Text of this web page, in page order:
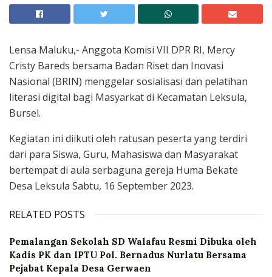
Lensa Maluku,- Anggota Komisi VII DPR RI, Mercy
Cristy Bareds bersama Badan Riset dan Inovasi
Nasional (BRIN) menggelar sosialisasi dan pelatihan
literasi digital bagi Masyarkat di Kecamatan Leksula,
Bursel.
Kegiatan ini diikuti oleh ratusan peserta yang terdiri
dari para Siswa, Guru, Mahasiswa dan Masyarakat
bertempat di aula serbaguna gereja Huma Bekate
Desa Leksula Sabtu, 16 September 2023.
RELATED POSTS
Pemalangan Sekolah SD Walafau Resmi Dibuka oleh
Kadis PK dan IPTU Pol. Bernadus Nurlatu Bersama
Pejabat Kepala Desa Gerwaen